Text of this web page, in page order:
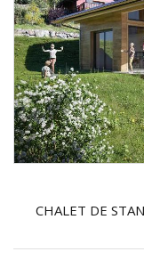
CHALET DE